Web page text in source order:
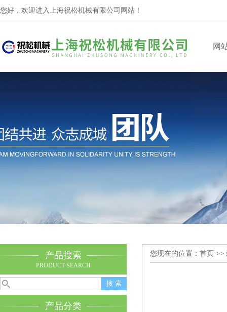
您好，欢迎进入上海祝松机械有限公司网站！
网
产品搜索
PRODUCT SEARCH
产品分类
您现在的位置： 首页 >>